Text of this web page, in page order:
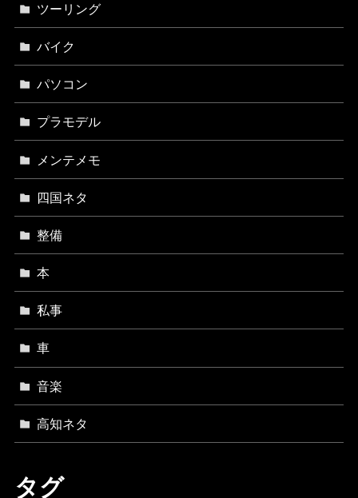
ツーリング
バイク
パソコン
プラモデル
メンテメモ
四国ネタ
整備
本
私事
車
音楽
高知ネタ
タグ